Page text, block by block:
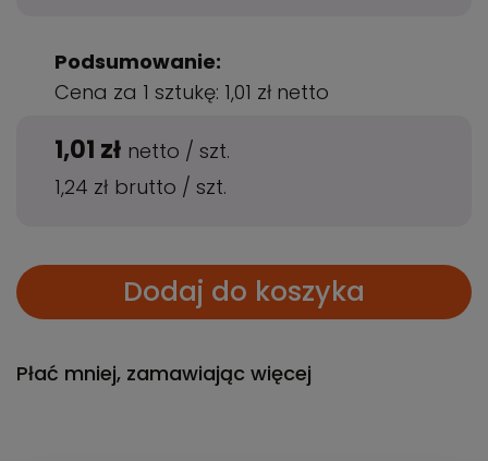
Podsumowanie:
Cena za 1 sztukę: 1,01 zł netto
1,01 zł netto / szt.
1,24 zł brutto / szt.
Dodaj do koszyka
Płać mniej, zamawiając więcej